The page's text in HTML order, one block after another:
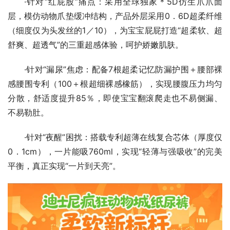
层，模仿动物爪垫缓冲结构，产品外层采用0．6D超柔纤维
（细度仅为头发丝的1／10），为宝宝屁屁打造“超柔软、超
舒爽、超透气”的三重超感体验，呵护娇嫩肌肤。
·针对“漏尿”焦虑：配备7根超柔记忆防漏护围＋腰部裸
感腰围专利（100＋根超细裸感橡筋），实现腰腹压力均匀
分散，舒适度提升85％，即使宝宝翻滚爬走也不易侧漏、
不易勒肚。
·针对“夜醒”困扰：搭载专利超薄在线复合芯体（厚度仅
0．1cm），一片能吸760ml，实现“轻薄与强吸收”的完美
平衡，真正实现“一片到天亮”。